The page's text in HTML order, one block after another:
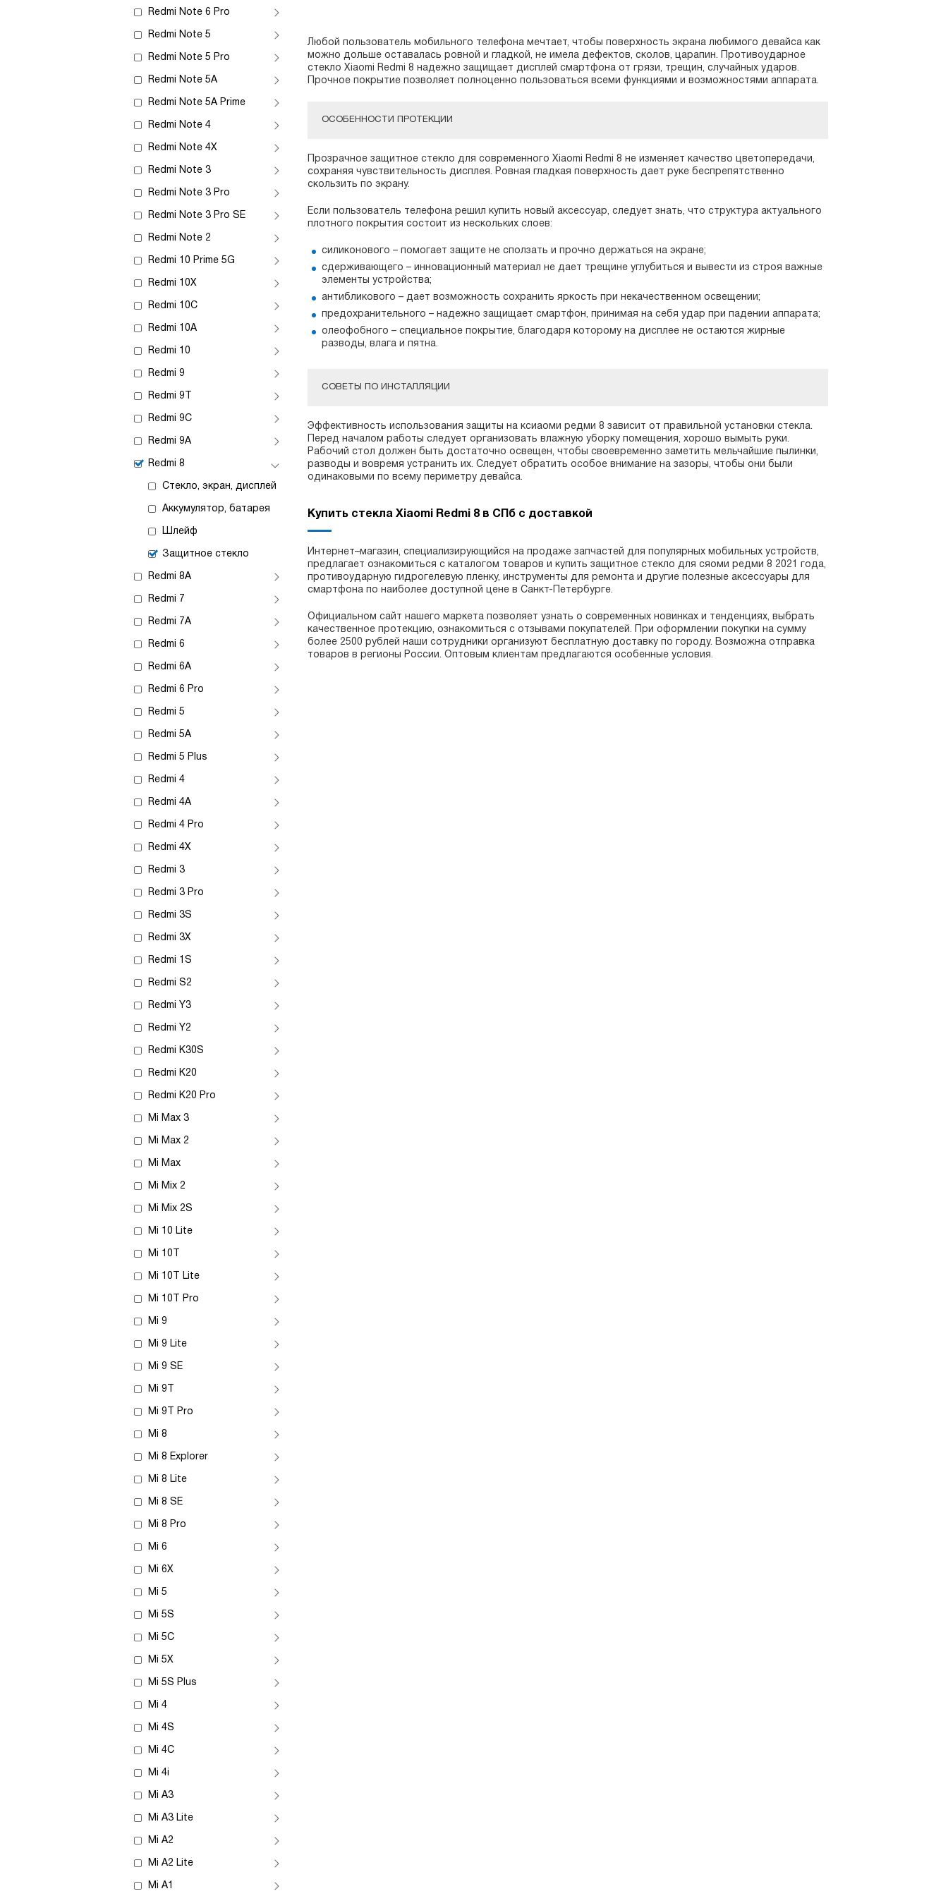
Redmi Note 6 Pro
Redmi Note 5
Redmi Note 5 Pro
Redmi Note 5A
Redmi Note 5A Prime
Redmi Note 4
Redmi Note 4X
Redmi Note 3
Redmi Note 3 Pro
Redmi Note 3 Pro SE
Redmi Note 2
Redmi 10 Prime 5G
Redmi 10X
Redmi 10C
Redmi 10A
Redmi 10
Redmi 9
Redmi 9T
Redmi 9C
Redmi 9A
Redmi 8
Стекло, экран, дисплей
Аккумулятор, батарея
Шлейф
Защитное стекло
Redmi 8A
Redmi 7
Redmi 7A
Redmi 6
Redmi 6A
Redmi 6 Pro
Redmi 5
Redmi 5A
Redmi 5 Plus
Redmi 4
Redmi 4A
Redmi 4 Pro
Redmi 4X
Redmi 3
Redmi 3 Pro
Redmi 3S
Redmi 3X
Redmi 1S
Redmi S2
Redmi Y3
Redmi Y2
Redmi K30S
Redmi K20
Redmi K20 Pro
Mi Max 3
Mi Max 2
Mi Max
Mi Mix 2
Mi Mix 2S
Mi 10 Lite
Mi 10T
Mi 10T Lite
Mi 10T Pro
Mi 9
Mi 9 Lite
Mi 9 SE
Mi 9T
Mi 9T Pro
Mi 8
Mi 8 Explorer
Mi 8 Lite
Mi 8 SE
Mi 8 Pro
Mi 6
Mi 6X
Mi 5
Mi 5S
Mi 5C
Mi 5X
Mi 5S Plus
Mi 4
Mi 4S
Mi 4C
Mi 4i
Mi A3
Mi A3 Lite
Mi A2
Mi A2 Lite
Mi A1
Любой пользователь мобильного телефона мечтает, чтобы поверхность экрана любимого девайса как
можно дольше оставалась ровной и гладкой, не имела дефектов, сколов, царапин. Противоударное
стекло Xiaomi Redmi 8 надежно защищает дисплей смартфона от грязи, трещин, случайных ударов.
Прочное покрытие позволяет полноценно пользоваться всеми функциями и возможностями аппарата.
ОСОБЕННОСТИ ПРОТЕКЦИИ
Прозрачное защитное стекло для современного Xiaomi Redmi 8 не изменяет качество цветопередачи,
сохраняя чувствительность дисплея. Ровная гладкая поверхность дает руке беспрепятственно
скользить по экрану.
Если пользователь телефона решил купить новый аксессуар, следует знать, что структура актуального
плотного покрытия состоит из нескольких слоев:
силиконового – помогает защите не сползать и прочно держаться на экране;
сдерживающего – инновационный материал не дает трещине углубиться и вывести из строя важные
элементы устройства;
антибликового – дает возможность сохранить яркость при некачественном освещении;
предохранительного – надежно защищает смартфон, принимая на себя удар при падении аппарата;
олеофобного – специальное покрытие, благодаря которому на дисплее не остаются жирные
разводы, влага и пятна.
СОВЕТЫ ПО ИНСТАЛЛЯЦИИ
Эффективность использования защиты на ксиаоми редми 8 зависит от правильной установки стекла.
Перед началом работы следует организовать влажную уборку помещения, хорошо вымыть руки.
Рабочий стол должен быть достаточно освещен, чтобы своевременно заметить мельчайшие пылинки,
разводы и вовремя устранить их. Следует обратить особое внимание на зазоры, чтобы они были
одинаковыми по всему периметру девайса.
Купить стекла Xiaomi Redmi 8 в СПб с доставкой
Интернет–магазин, специализирующийся на продаже запчастей для популярных мобильных устройств,
предлагает ознакомиться с каталогом товаров и купить защитное стекло для сяоми редми 8 2021 года,
противоударную гидрогелевую пленку, инструменты для ремонта и другие полезные аксессуары для
смартфона по наиболее доступной цене в Санкт-Петербурге.
Официальном сайт нашего маркета позволяет узнать о современных новинках и тенденциях, выбрать
качественное протекцию, ознакомиться с отзывами покупателей. При оформлении покупки на сумму
более 2500 рублей наши сотрудники организуют бесплатную доставку по городу. Возможна отправка
товаров в регионы России. Оптовым клиентам предлагаются особенные условия.